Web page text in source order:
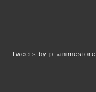
Tweets by p_animestore